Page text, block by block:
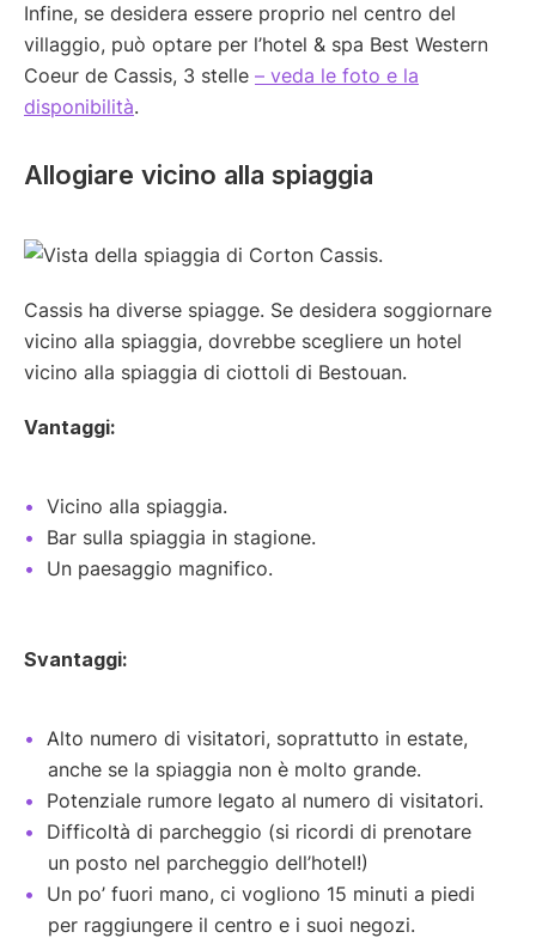
Infine, se desidera essere proprio nel centro del
villaggio, può optare per l’hotel & spa Best Western
Coeur de Cassis, 3 stelle – veda le foto e la
disponibilità.
Allogiare vicino alla spiaggia
Cassis ha diverse spiagge. Se desidera soggiornare
vicino alla spiaggia, dovrebbe scegliere un hotel
vicino alla spiaggia di ciottoli di Bestouan.
Vantaggi:
Vicino alla spiaggia.
Bar sulla spiaggia in stagione.
Un paesaggio magnifico.
Svantaggi:
Alto numero di visitatori, soprattutto in estate,
anche se la spiaggia non è molto grande.
Potenziale rumore legato al numero di visitatori.
Difficoltà di parcheggio (si ricordi di prenotare
un posto nel parcheggio dell’hotel!)
Un po’ fuori mano, ci vogliono 15 minuti a piedi
per raggiungere il centro e i suoi negozi.